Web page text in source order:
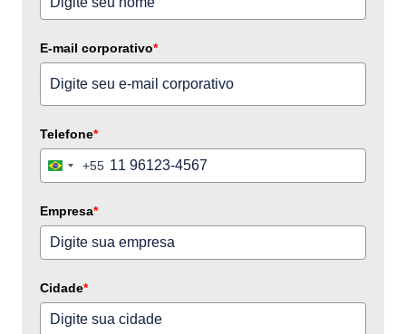
E-mail corporativo*
Telefone*
Brazil+55
Empresa*
Cidade*